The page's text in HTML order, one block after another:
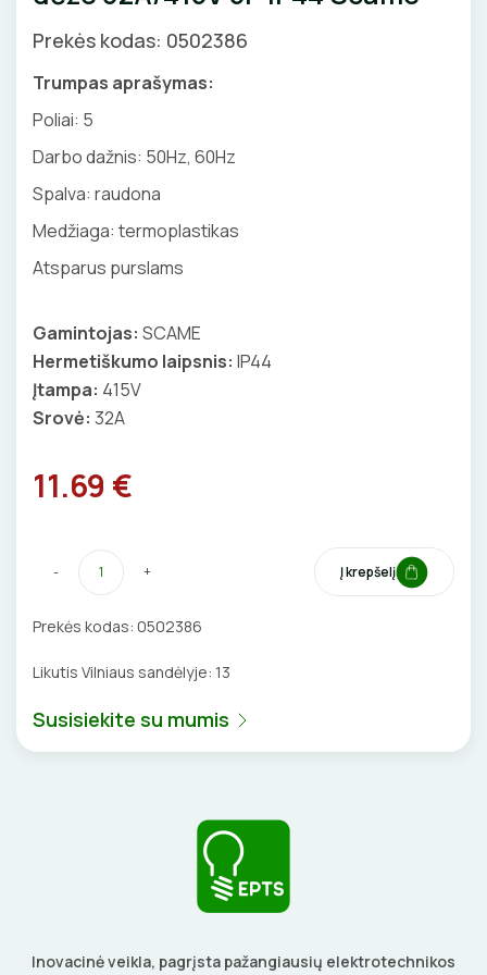
ANTGALIAI
ILGIKLIAI/ KIŠTUKAI
IZOLIACINĖS JUOSTOS
TERMO VAMZDELIAI, PIRŠTINĖS
TVIRTINIMO DETALĖS
BATERIJOS
EL. SKAMBUČIAI
ŽAIBOSAUGA IR ĮŽEMINIMAS
GELINĖS JUNGTYS
ĮKROVIMO SPRENDIMAI
Įkrovimo stotelės
AUTOMATINIAI JUNGIKLIAI
KONTAKTORIAI
ATSUKTUVAI
Prekės kodas: 0502386
Trumpas aprašymas:
Poliai: 5
Darbo dažnis: 50Hz, 60Hz
Spalva: raudona
Medžiaga: termoplastikas
Atsparus purslams
Gamintojas: SCAME
Hermetiškumo laipsnis: IP44
Įtampa: 415V
Srovė: 32A
11.69 €
- + Į krepšelį
Prekės kodas: 0502386
Likutis Vilniaus sandėlyje: 13
Susisiekite su mumis
Inovacinė veikla, pagrįsta pažangiausių elektrotechnikos